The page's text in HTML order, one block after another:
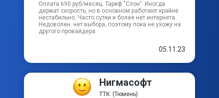
Песчаный тупик
Пехотный проезд
Приисковый пер
Оплата 690 руб/месяц. Тариф "Слон". Иногда
держат скорость, но в основном работают крайне
нестабильно. Часто сутки и более нет интернета.
Недоволен. нет выбора, поэтому пока не ухожу на
другого провайдера.
05.11.23
Нигмасофт
ТТК (Тюмень)